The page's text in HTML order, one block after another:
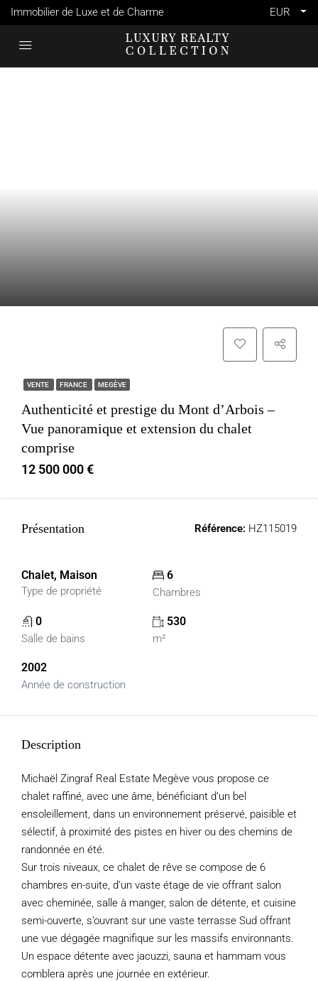
Immobilier de Luxe et de Charme EUR
VENTE FRANCE MEGÈVE
Authenticité et prestige du Mont d’Arbois –
Vue panoramique et extension du chalet
comprise
12 500 000 €
Présentation Référence: HZ115019
Chalet, Maison
Type de propriété
6
Chambres
0
Salle de bains
530
m²
2002
Année de construction
Description
Michaël Zingraf Real Estate Megève vous propose ce
chalet raffiné, avec une âme, bénéficiant d’un bel
ensoleillement, dans un environnement préservé, paisible et
sélectif, à proximité des pistes en hiver ou des chemins de
randonnée en été.
Sur trois niveaux, ce chalet de rêve se compose de 6
chambres en-suite, d’un vaste étage de vie offrant salon
avec cheminée, salle à manger, salon de détente, et cuisine
semi-ouverte, s’ouvrant sur une vaste terrasse Sud offrant
une vue dégagée magnifique sur les massifs environnants.
Un espace détente avec jacuzzi, sauna et hammam vous
comblera après une journée en extérieur.